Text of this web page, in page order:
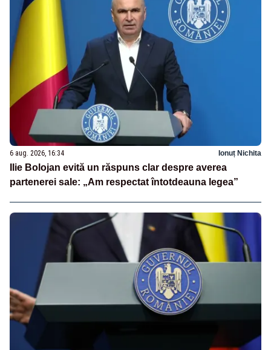
6 aug. 2026, 16:34 Ionuț Nichita
Ilie Bolojan evită un răspuns clar despre averea
partenerei sale: „Am respectat întotdeauna legea”